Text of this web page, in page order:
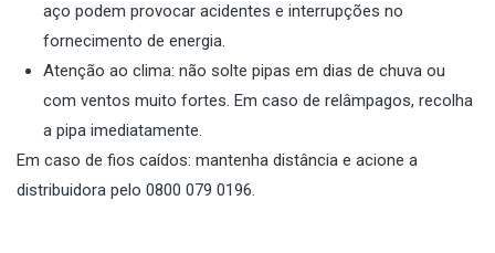
aço podem provocar acidentes e interrupções no
fornecimento de energia.
Atenção ao clima: não solte pipas em dias de chuva ou
com ventos muito fortes. Em caso de relâmpagos, recolha
a pipa imediatamente.
Em caso de fios caídos: mantenha distância e acione a
distribuidora pelo 0800 079 0196.